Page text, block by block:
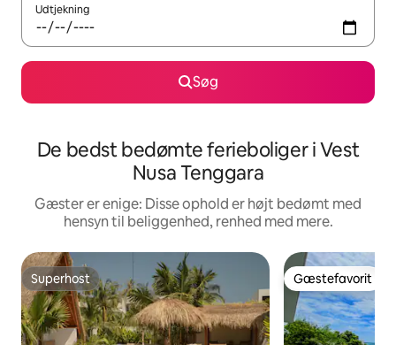
Udtjekning
Søg
De bedst bedømte ferieboliger i Vest
Nusa Tenggara
Gæster er enige: Disse ophold er højt bedømt med
hensyn til beliggenhed, renhed med mere.
Superhost
Superhost Gæstefavorit
Gæstefavorit